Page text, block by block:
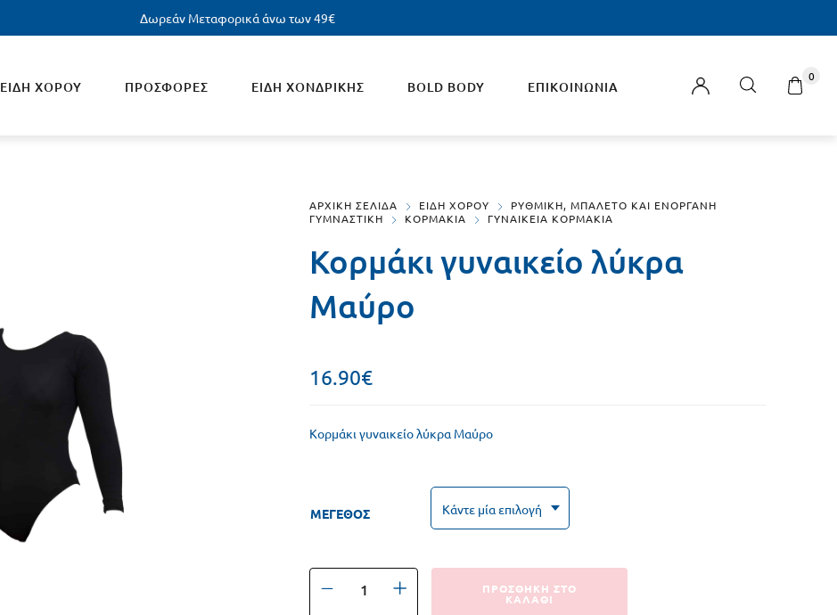
Δωρεάν Μεταφορικά άνω των 49€
Σκουφάκια Κολύμβησης
Γυαλάκια κολύμβησης
Μαγιό Πάλης – Κωπηλατικά
Μαγιό Αγοριών
Μαγιό Κοριτσιών
Γυαλάκια kids
Μακαρόνι – Noodles Κολύμβησης
Ιμάντες Κολύμβησης
Βαρελάκια Κολύμβησης
Βατραχοπέδιλα
Γυαλάκια Κολύμβησης
ΕΙΔΗ ΧΟΡΟΥ ΠΡΟΣΦΟΡΕΣ ΕΙΔΗ ΧΟΝΔΡΙΚΗΣ BOLD BODY ΕΠΙΚΟΙΝΩΝΙΑ
0
ΑΡΧΙΚΗ ΣΕΛΙΔΑ ΕΙΔΗ ΧΟΡΟΥ
ΡΥΘΜΙΚΗ, ΜΠΑΛΕΤΟ ΚΑΙ ΕΝΟΡΓΑΝΗ
ΓΥΜΝΑΣΤΙΚΗ
ΚΟΡΜΑΚΙΑ ΓΥΝΑΙΚΕΙΑ ΚΟΡΜΑΚΙΑ
Κορμάκι γυναικείο λύκρα
Μαύρο
16.90€
Κορμάκι γυναικείο λύκρα Μαύρο
ΜΕΓΕΘΟΣ
ΠΡΟΣΘΗΚΗ ΣΤΟ
ΚΑΛΑΘΙ